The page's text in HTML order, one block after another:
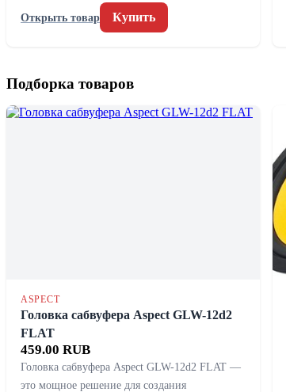
Открыть товар Купить
Подборка товаров
ASPECT
Головка сабвуфера Aspect GLW-12d2
FLAT
459.00 RUB
Головка сабвуфера Aspect GLW-12d2 FLAT —
это мощное решение для создания